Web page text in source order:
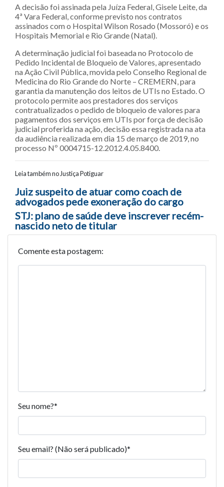
A decisão foi assinada pela Juíza Federal, Gisele Leite, da
4ª Vara Federal, conforme previsto nos contratos
assinados com o Hospital Wilson Rosado (Mossoró) e os
Hospitais Memorial e Rio Grande (Natal).
A determinação judicial foi baseada no Protocolo de
Pedido Incidental de Bloqueio de Valores, apresentado
na Ação Civil Pública, movida pelo Conselho Regional de
Medicina do Rio Grande do Norte – CREMERN, para
garantia da manutenção dos leitos de UTIs no Estado. O
protocolo permite aos prestadores dos serviços
contratualizados o pedido de bloqueio de valores para
pagamentos dos serviços em UTIs por força de decisão
judicial proferida na ação, decisão essa registrada na ata
da audiência realizada em dia 15 de março de 2019, no
processo Nº 0004715-12.2012.4.05.8400.
Leia também no Justiça Potiguar
Navegação entre posts
Juiz suspeito de atuar como coach de
advogados pede exoneração do cargo
STJ: plano de saúde deve inscrever recém-
nascido neto de titular
Comente esta postagem:
Seu nome?*
Seu email? (Não será publicado)*